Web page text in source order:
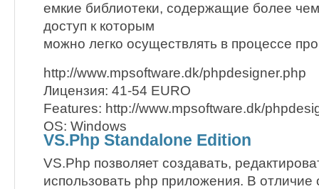
емкие библиотеки, содержащие более
доступ к которым
можно легко осуществлять в процессе
http://www.mpsoftware.dk/phpdesigner.php
Лицензия: 41-54 EURO
Features: http://www.mpsoftware.dk/
OS: Windows
VS.Php Standalone Edition
VS.Php позволяет создавать,
использовать php приложения. В отличие